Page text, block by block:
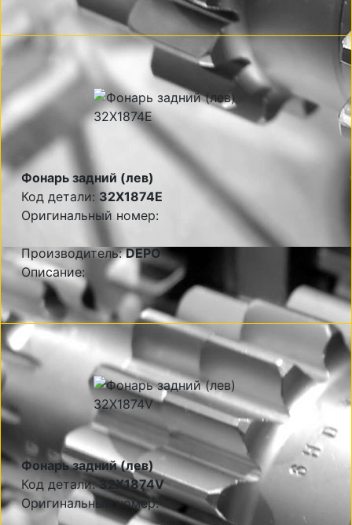
Фонарь задний (лев)
Код детали: 32X1874E
Оригинальный номер:
Производитель:DEPO
Описание:
Фонарь задний (лев)
Код детали:32X1874V
Оригинальный номер: